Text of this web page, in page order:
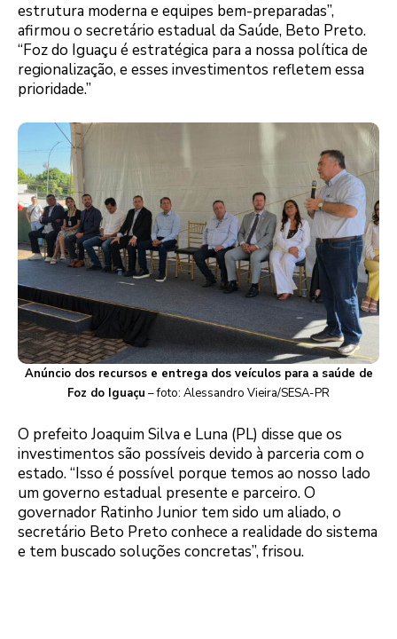
estrutura moderna e equipes bem-preparadas”,
afirmou o secretário estadual da Saúde, Beto Preto.
“Foz do Iguaçu é estratégica para a nossa política de
regionalização, e esses investimentos refletem essa
prioridade.”
Anúncio dos recursos e entrega dos veículos para a saúde de
Foz do Iguaçu – foto: Alessandro Vieira/SESA-PR
O prefeito Joaquim Silva e Luna (PL) disse que os
investimentos são possíveis devido à parceria com o
estado. “Isso é possível porque temos ao nosso lado
um governo estadual presente e parceiro. O
governador Ratinho Junior tem sido um aliado, o
secretário Beto Preto conhece a realidade do sistema
e tem buscado soluções concretas”, frisou.